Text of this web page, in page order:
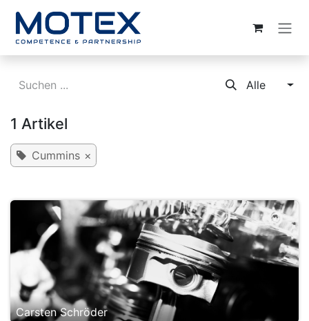
Alle
1 Artikel
Cummins ×
Carsten Schröder